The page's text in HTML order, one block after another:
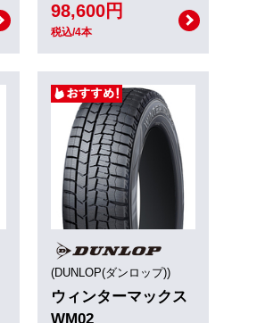
98,600円
税込/4本
(DUNLOP(ダンロップ))
ウィンターマックス
WM02